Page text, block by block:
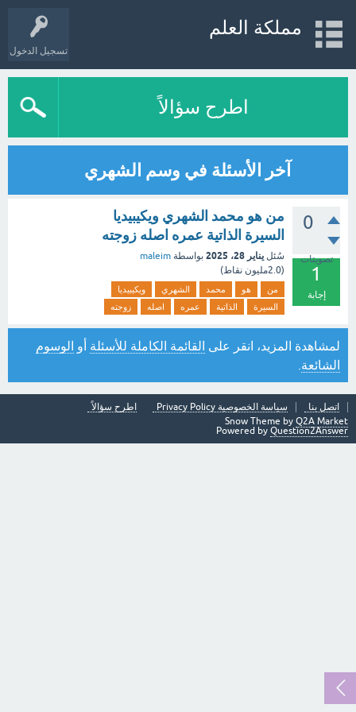
تسجيل الدخول
مملكة العلم
اطرح سؤالاً
آخر الأسئلة في وسم الشهري
0
تصويتات
1
إجابة
من هو محمد الشهري ويكيبيديا
السيرة الذاتية عمره اصله زوجته
سُئل يناير 28، 2025 بواسطة maleim
(2.0مليون نقاط)
من هو محمد الشهري
ويكيبيديا
السيرة
الذاتية عمره اصله زوجته
لمشاهدة المزيد، انقر على القائمة الكاملة للأسئلة أو الوسوم
الشائعة
اتصل بنا سياسة الخصوصية Privacy Policy
اطرح سؤالاً
Snow Theme by Q2A Market
Powered by Question2Answer